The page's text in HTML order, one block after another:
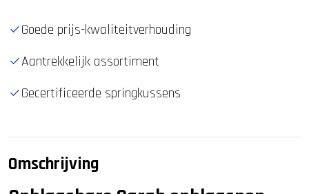
Goede prijs-kwaliteitverhouding
Aantrekkelijk assortiment
Gecertificeerde springkussens
Omschrijving